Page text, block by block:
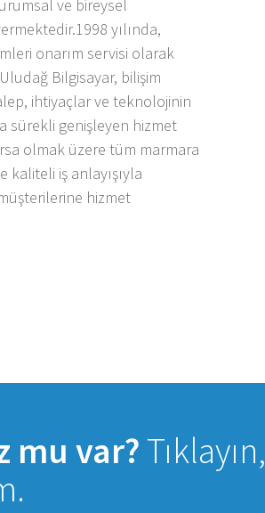
ve bireysel
yılında,
onarım servisi olarak
Bilgisayar, bilişim
ihtiyaçlar ve teknolojinin
sürekli genişleyen hizmet
olmak üzere tüm marmara
kaliteli iş anlayışıyla
hizmet
mu var? Tıklayın,